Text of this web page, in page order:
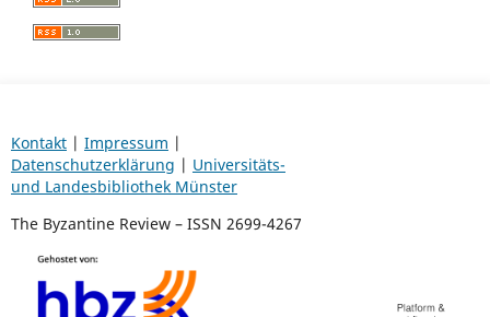
Kontakt| Impressum |
Datenschutzerklärung | Universitäts-
und Landesbibliothek Münster
The Byzantine Review – ISSN 2699-4267